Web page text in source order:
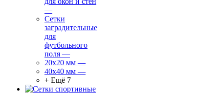
—
Сетки
заградительные
для
футбольного
поля —
20х20 мм —
40х40 мм —
+ Ещё 7